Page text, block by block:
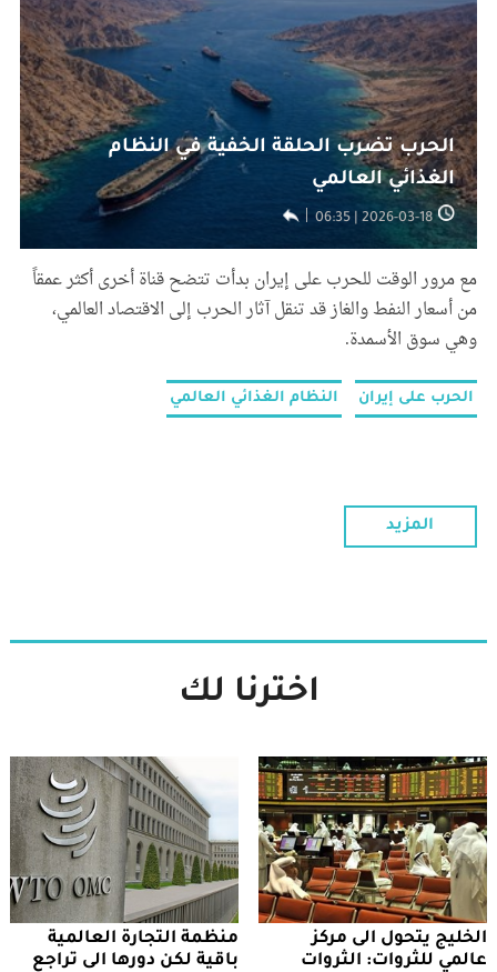
الحرب تضرب الحلقة الخفية في النظام
الغذائي العالمي
2026-03-18 | 06:35
مع مرور الوقت للحرب على إيران بدأت تتضح قناة أخرى أكثر عمقاً
من أسعار النفط والغاز قد تنقل آثار الحرب إلى الاقتصاد العالمي،
وهي سوق الأسمدة.
الحرب على إيران النظام الغذائي العالمي
المزيد
اخترنا لك
الخليج يتحول الى مركز
عالمي للثروات: الثروات
منظمة التجارة العالمية
باقية لكن دورها الى تراجع